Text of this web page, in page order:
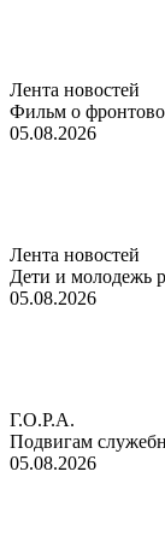
Лента новостей
Фильм о
05.08.2026
Лента новостей
Дети и молодежь
05.08.2026
Г.О.Р.А.
Подвигам
05.08.2026